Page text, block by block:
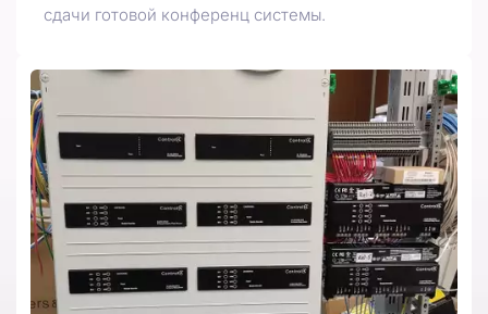
сдачи готовой конференц системы.